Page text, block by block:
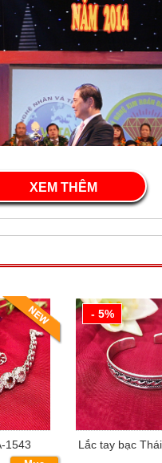
VINH DANH TÂM
XEM THÊM
1543
- 5%
Lắc tay bạc